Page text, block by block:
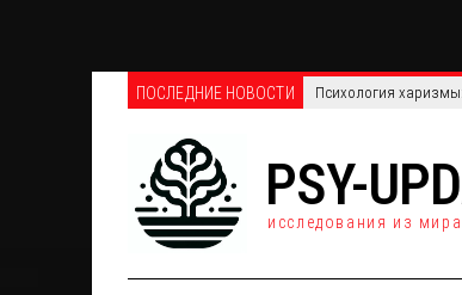
ПОСЛЕДНИЕ НОВОСТИ Психология
PSY-
исследования из